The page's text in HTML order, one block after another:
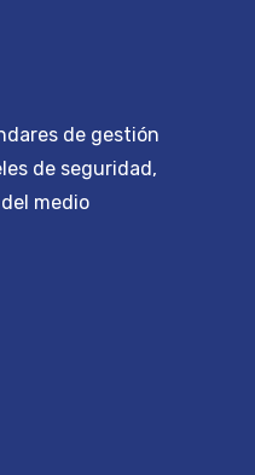
de gestión
de seguridad,
medio